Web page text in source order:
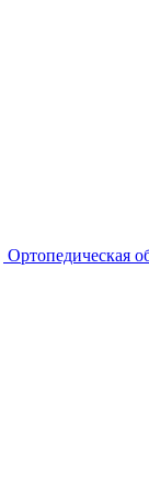
Ортопедическая